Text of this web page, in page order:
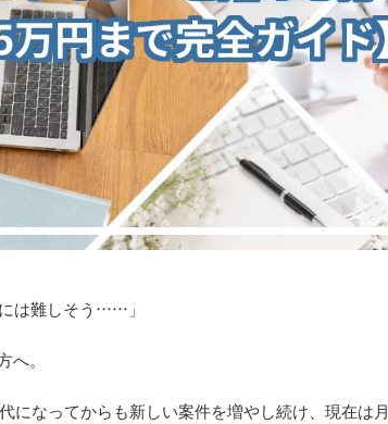
は難しそう……」
。
になってからも新しい案件を増やし続け、現在は月